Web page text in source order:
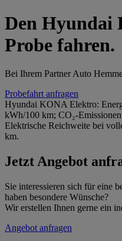
Den Hyundai
Probe fahren.
Bei Ihrem Partner Auto
Probefahrt anfragen
Hyundai KONA Elektro:
kWh/100 km; CO₂-
Elektrische Reichweite bei
km.
Jetzt Angebot
Sie interessieren sich für eine
haben besondere Wünsche?
Wir erstellen Ihnen gerne ein
Angebot anfragen